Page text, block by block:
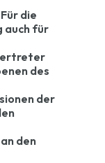
die
auch für
des
der
den